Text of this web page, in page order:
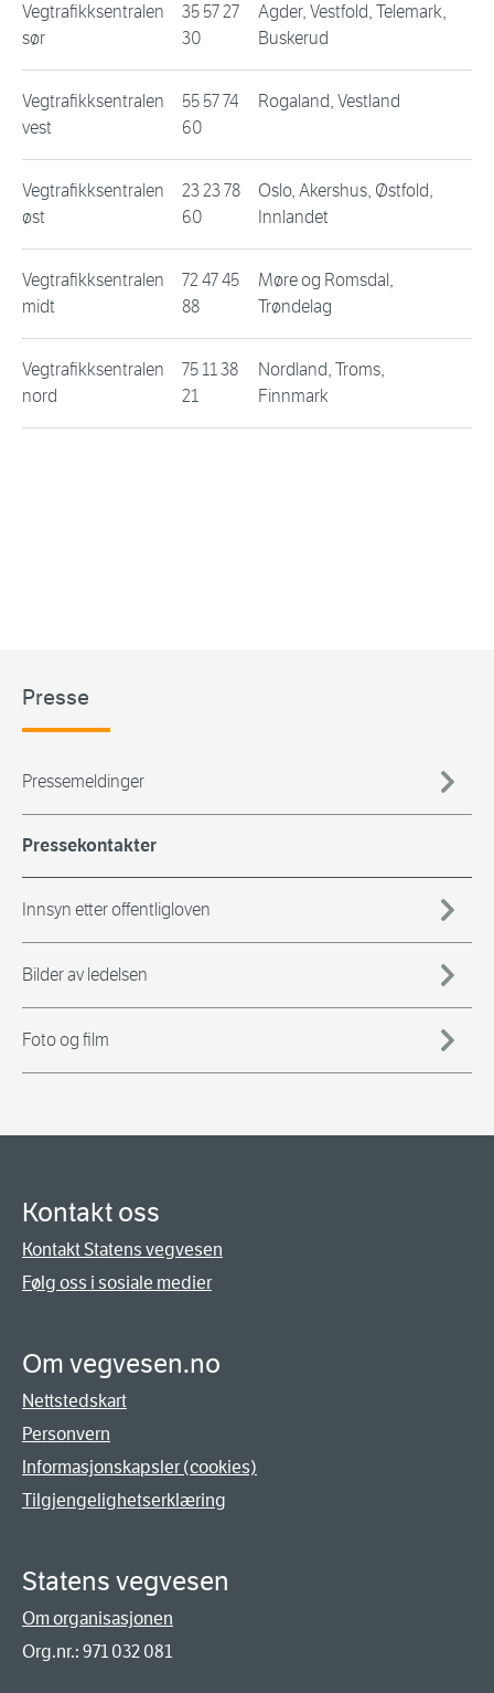
Vegtrafikksentralen
sør
35 57 27
30
Agder, Vestfold, Telemark,
Buskerud
Vegtrafikksentralen
vest
55 57 74
60
Rogaland, Vestland
Vegtrafikksentralen
øst
23 23 78
60
Oslo, Akershus, Østfold,
Innlandet
Vegtrafikksentralen
midt
72 47 45
88
Møre og Romsdal,
Trøndelag
Vegtrafikksentralen
nord
75 11 38
21
Nordland, Troms,
Finnmark
Presse
Pressemeldinger
Pressekontakter
Innsyn etter offentligloven
Bilder av ledelsen
Foto og film
Kontakt oss
Kontakt Statens vegvesen
Følg oss i sosiale medier
Om vegvesen.no
Nettstedskart
Personvern
Informasjonskapsler (cookies)
Tilgjengelighetserklæring
Statens vegvesen
Om organisasjonen
Org.nr.: 971 032 081